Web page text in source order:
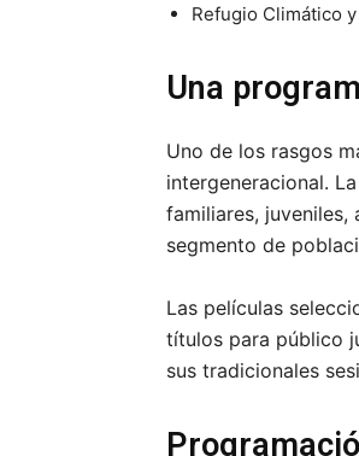
Refugio Climático
Una
Uno de los rasgos
intergeneracional.
familiares,
segmento de
Las películas
títulos para público
sus tradicionales